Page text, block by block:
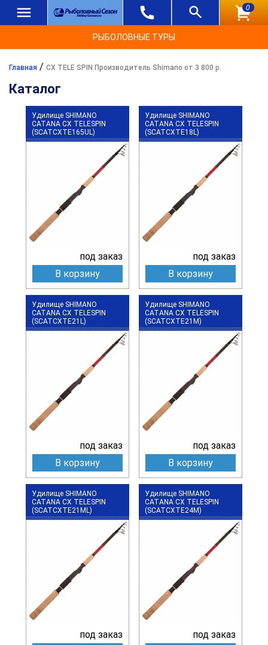
0
РЫБОЛОВНЫЕ ТУРЫ
Главная / CX TELE SPIN Производитель Shimano от 3 800 р.
Каталог
Удилище SHIMANO
CATANA CX TELESPIN
(SCATCXTE165UL)
под заказ
В корзину
Удилище SHIMANO
CATANA CX TELESPIN
(SCATCXTE18L)
под заказ
В корзину
Удилище SHIMANO
CATANA CX TELESPIN
(SCATCXTE21L)
под заказ
В корзину
Удилище SHIMANO
CATANA CX TELESPIN
(SCATCXTE21M)
под заказ
В корзину
Удилище SHIMANO
CATANA CX TELESPIN
(SCATCXTE21ML)
под заказ
Удилище SHIMANO
CATANA CX TELESPIN
(SCATCXTE24M)
под заказ